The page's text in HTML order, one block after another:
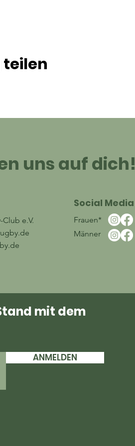
uns auf dich!
e.V.
Social Media
Frauen*
Männer
mit dem
ANMELDEN